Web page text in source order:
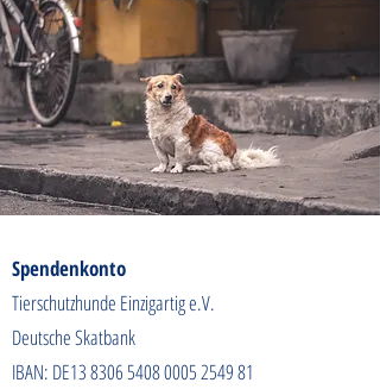
Spendenkonto
Tierschutzhunde Einzigartig e.V.
Deutsche Skatbank
IBAN: DE138306 5408 0005 254981